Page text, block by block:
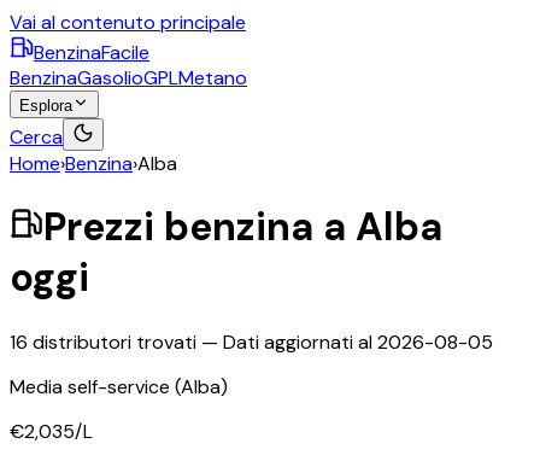
Vai al contenuto principale
BenzinaFacile
BenzinaGasolioGPLMetano
Esplora
Cerca
Home›Benzina›Alba
Prezzi benzina a Alba
oggi
16 distributori trovati — Dati aggiornati al2026-08-05
Media self-service (Alba)
€2,035/L